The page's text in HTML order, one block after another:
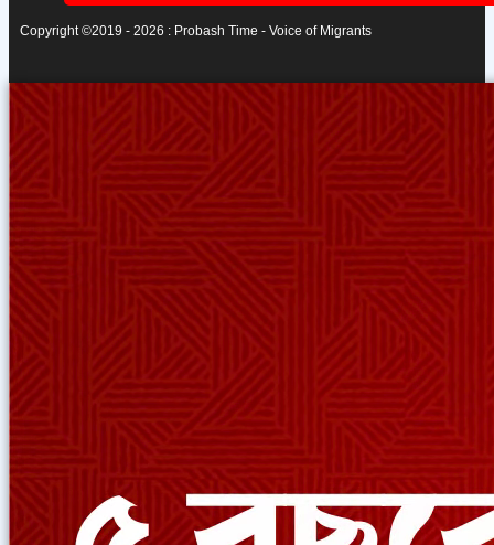
Copyright ©2019 - 2026 : Probash Time - Voice of Migrants